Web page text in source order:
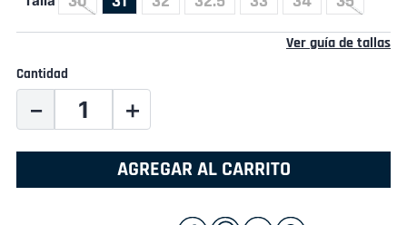
Ver guía de tallas
Cantidad
＋
－
AGREGAR AL CARRITO